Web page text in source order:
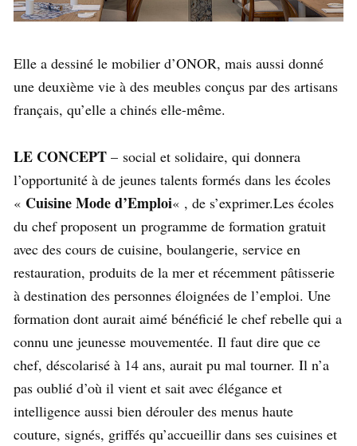
Elle a dessiné le mobilier d’ONOR, mais aussi donné
une deuxième vie à des meubles conçus par des artisans
français, qu’elle a chinés elle-même.
LE CONCEPT – social et solidaire, qui donnera
l’opportunité à de jeunes talents formés dans les écoles
« Cuisine Mode d’Emploi« , de s’exprimer.Les écoles
du chef proposent un programme de formation gratuit
avec des cours de cuisine, boulangerie, service en
restauration, produits de la mer et récemment pâtisserie
à destination des personnes éloignées de l’emploi. Une
formation dont aurait aimé bénéficié le chef rebelle qui a
connu une jeunesse mouvementée. Il faut dire que ce
chef, déscolarisé à 14 ans, aurait pu mal tourner. Il n’a
pas oublié d’où il vient et sait avec élégance et
intelligence aussi bien dérouler des menus haute
couture, signés, griffés qu’accueillir dans ses cuisines et